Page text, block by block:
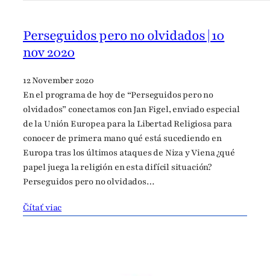
Perseguidos pero no olvidados | 10
nov 2020
12 November 2020
En el programa de hoy de “Perseguidos pero no
olvidados” conectamos con Jan Figel, enviado especial
de la Unión Europea para la Libertad Religiosa para
conocer de primera mano qué está sucediendo en
Europa tras los últimos ataques de Niza y Viena ¿qué
papel juega la religión en esta difícil situación?
Perseguidos pero no olvidados…
Čítať viac